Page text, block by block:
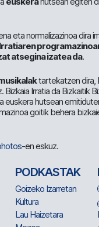
eta normalizazinoa dira
atsegina izatea da.
tartekatzen dira,
Bizkaia Irratia da Bizkaitik
euskera hutsean
goitik behera
-en eskuz.
PODKASTAK
Goizeko Izarretan
Kultura
Lau Haizetara